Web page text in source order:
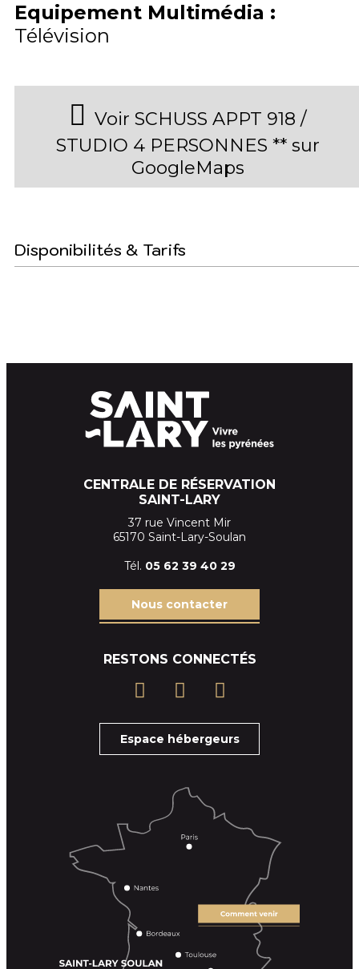
Equipement Multimédia :
Télévision
Voir SCHUSS APPT 918 /
STUDIO 4 PERSONNES ** sur
GoogleMaps
Disponibilités & Tarifs
CENTRALE DE RÉSERVATION
SAINT-LARY
37 rue Vincent Mir
65170 Saint-Lary-Soulan
Tél. 05 62 39 40 29
Nous contacter
RESTONS CONNECTÉS
Espace hébergeurs